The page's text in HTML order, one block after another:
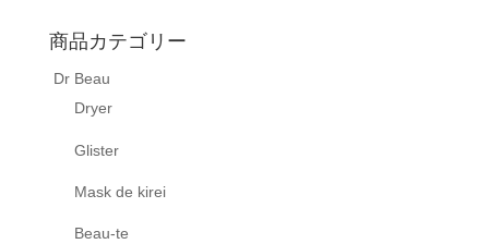
商品カテゴリー
Dr Beau
Dryer
Glister
Mask de kirei
Beau-te